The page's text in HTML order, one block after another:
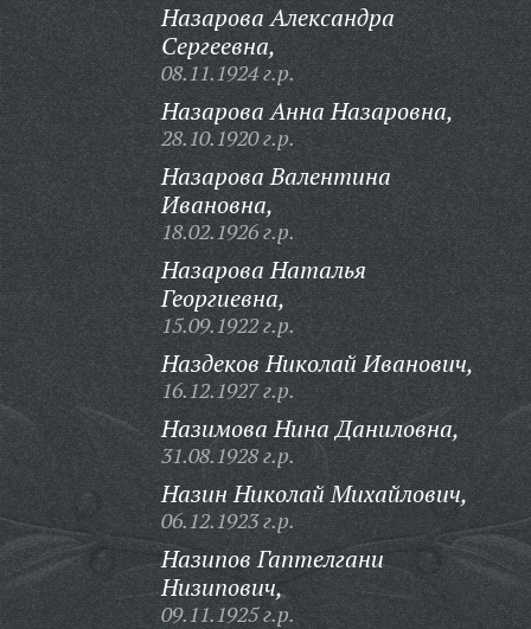
Назарова Александра
Сергеевна,
08.11.1924 г.р.
Назарова Анна Назаровна,
28.10.1920 г.р.
Назарова Валентина
Ивановна,
18.02.1926 г.р.
Назарова Наталья
Георгиевна,
15.09.1922 г.р.
Наздеков Николай Иванович,
16.12.1927 г.р.
Назимова Нина Даниловна,
31.08.1928 г.р.
Назин Николай Михайлович,
06.12.1923 г.р.
Назипов Гаптелгани
Низипович,
09.11.1925 г.р.